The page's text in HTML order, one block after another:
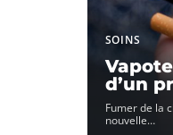
SOINS
d’un
Fumer de la
nouvelle…